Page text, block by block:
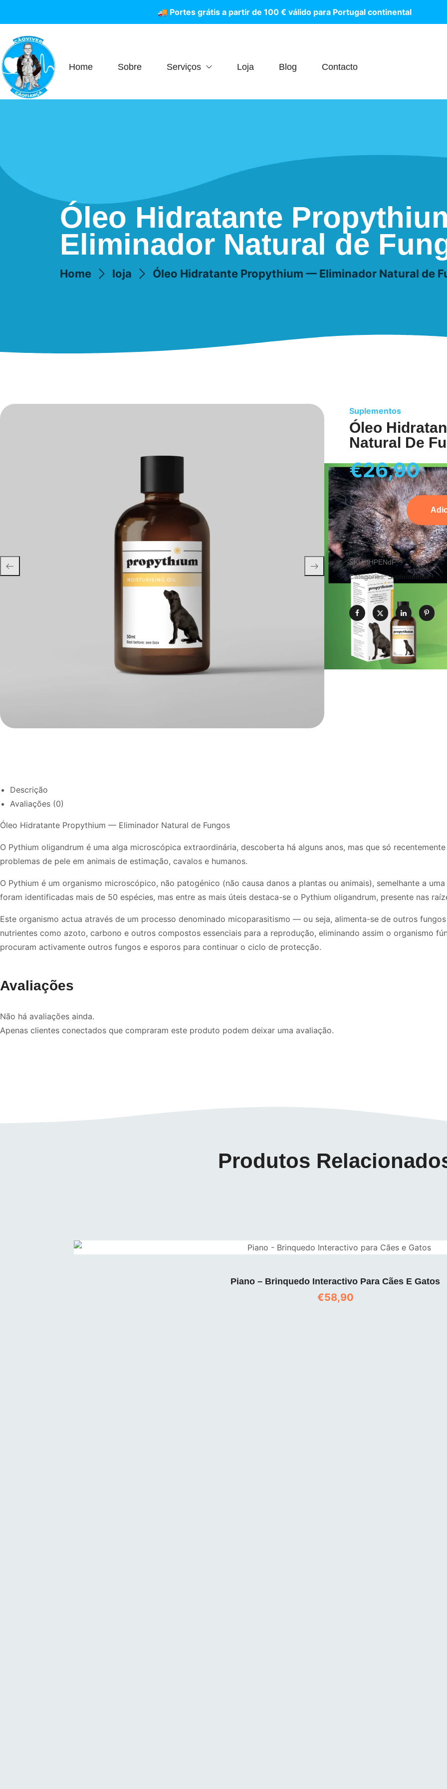
🚚 Portes grátis a partir de 100 € válido para Portugal continental
Home Sobre Serviços Loja Blog Contacto
Óleo Hidratante
Eliminador Natural de
Home loja Óleo Hidratante Propythium — Eliminador Natural de
Suplementos
Óleo
Natural De
€26,90
SKU: lHPENdF
Categories: Suplementos
Descrição
Avaliações (0)
Óleo Hidratante Propythium — Eliminador Natural de Fungos
O Pythium oligandrum é uma alga microscópica extraordinária, descoberta há alguns anos, mas que só
problemas de pele em animais de estimação, cavalos e humanos.
O Pythium é um organismo microscópico, não patogénico (não causa danos a plantas ou animais), semelhante a
foram identificadas mais de 50 espécies, mas entre as mais úteis destaca-se o Pythium oligandrum, presente nas
Este organismo actua através de um processo denominado micoparasitismo — ou seja, alimenta-se de outros
nutrientes como azoto, carbono e outros compostos essenciais para a reprodução, eliminando assim o organismo
procuram activamente outros fungos e esporos para continuar o ciclo de protecção.
Avaliações
Não há avaliações ainda.
Apenas clientes conectados que compraram este produto podem deixar uma avaliação.
Produtos
Piano – Brinquedo Interactivo Para Cães E Gatos
€58,90